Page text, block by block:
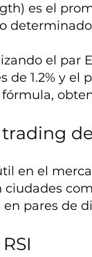
es el
el par
1.2% y el
fórmula,
en el
pares de